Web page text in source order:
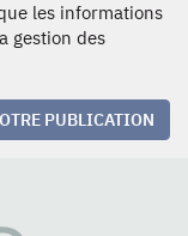
les informations
gestion des
PUBLICATION